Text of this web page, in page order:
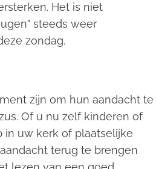
Het is niet
steeds weer
zondag.
zijn om hun aandacht te
Of u nu zelf kinderen of
in uw kerk of plaatselijke
terug te brengen